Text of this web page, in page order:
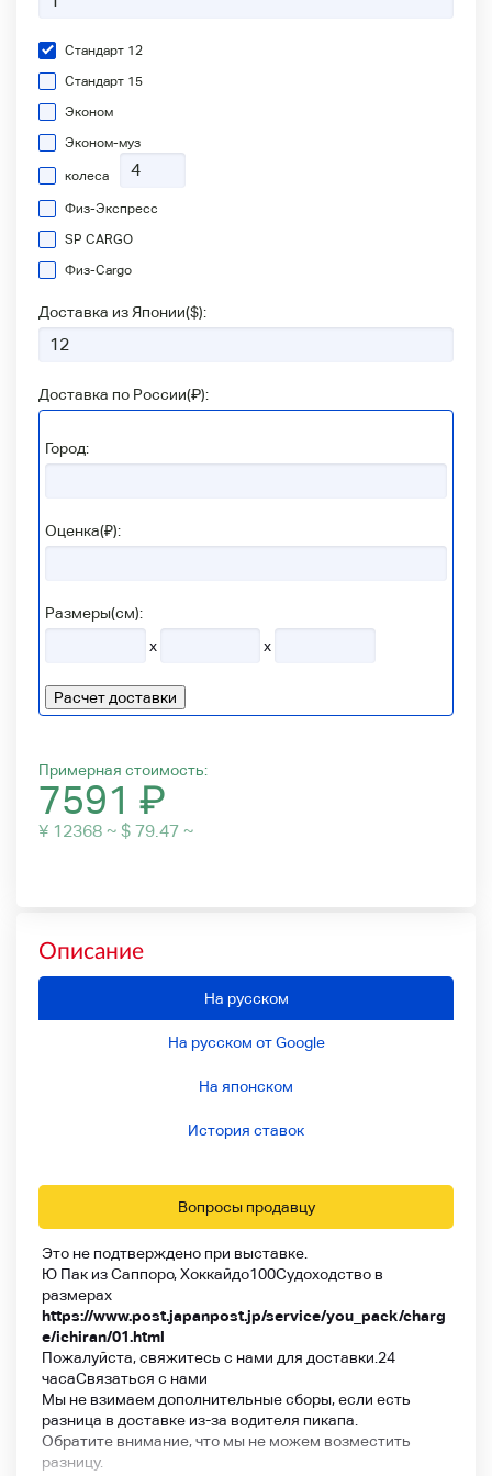
Стандарт 12
Стандарт 15
Эконом
Эконом-муз
колеса
Физ-Экспресс
SP CARGO
Физ-Сargo
Доставка из Японии($):
Доставка по России(₽):
Город:
Оценка(₽):
Размеры(см):
x
x
Расчет доставки
Примерная стоимость:
7591 ₽
¥ 12368 ~ $ 79.47 ~
Описание
На русском
На русском от Google
На японском
История ставок
Вопросы продавцу
Это не подтверждено при выставке.
Ю Пак из Саппоро, Хоккайдо100Судоходство в
размерах
https://www.post.japanpost.jp/service/you_pack/charg
e/ichiran/01.html
Пожалуйста, свяжитесь с нами для доставки. 24
часаСвязаться с нами
Мы не взимаем дополнительные сборы, если есть
разница в доставке из-за водителя пикапа.
Обратите внимание, что мы не можем возместить
разницу.